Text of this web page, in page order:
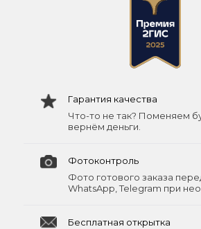
Гарантия качества
Что-то не так? Поменяем
вернём деньги.
Фотоконтроль
Фото готового заказа
WhatsApp, Telegram при
Бесплатная открытка